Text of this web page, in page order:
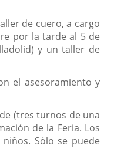
de cuero, a cargo
por la tarde al 5 de
y un taller de
el asesoramiento y
(tres turnos de una
de la Feria. Los
Sólo se puede